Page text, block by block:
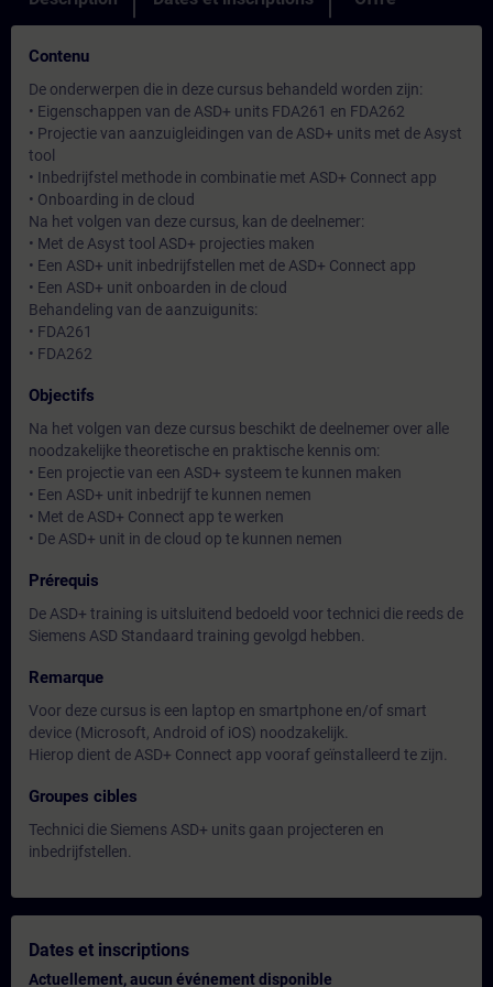
Contenu
De onderwerpen die in deze cursus behandeld worden zijn:
• Eigenschappen van de ASD+ units FDA261 en FDA262
• Projectie van aanzuigleidingen van de ASD+ units met de Asyst
tool
• Inbedrijfstel methode in combinatie met ASD+ Connect app
• Onboarding in de cloud
Na het volgen van deze cursus, kan de deelnemer:
• Met de Asyst tool ASD+ projecties maken
• Een ASD+ unit inbedrijfstellen met de ASD+ Connect app
• Een ASD+ unit onboarden in de cloud
Behandeling van de aanzuigunits:
• FDA261
• FDA262
Objectifs
Na het volgen van deze cursus beschikt de deelnemer over alle
noodzakelijke theoretische en praktische kennis om:
• Een projectie van een ASD+ systeem te kunnen maken
• Een ASD+ unit inbedrijf te kunnen nemen
• Met de ASD+ Connect app te werken
• De ASD+ unit in de cloud op te kunnen nemen
Prérequis
De ASD+ training is uitsluitend bedoeld voor technici die reeds de
Siemens ASD Standaard training gevolgd hebben.
Remarque
Voor deze cursus is een laptop en smartphone en/of smart
device (Microsoft, Android of iOS) noodzakelijk.
Hierop dient de ASD+ Connect app vooraf geïnstalleerd te zijn.
Groupes cibles
Technici die Siemens ASD+ units gaan projecteren en
inbedrijfstellen.
Dates et inscriptions
Actuellement, aucun événement disponible